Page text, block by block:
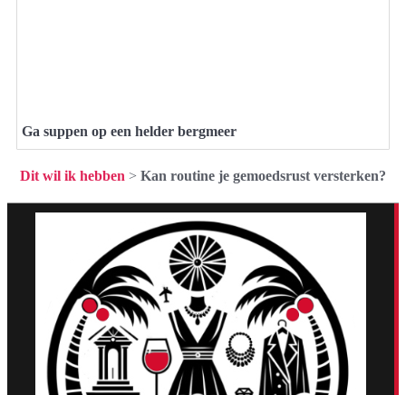
Ga suppen op een helder bergmeer
Dit wil ik hebben > Kan routine je gemoedsrust versterken?